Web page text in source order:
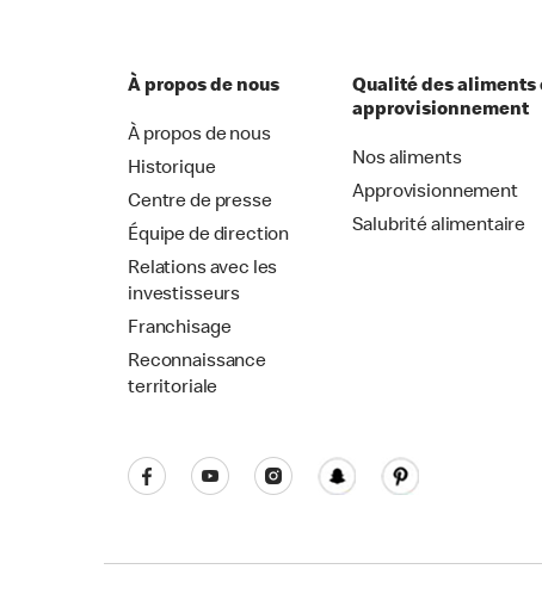
À propos de nous
À propos de nous
Historique
Centre de presse
Équipe de direction
Relations avec les
investisseurs
Franchisage
Reconnaissance
territoriale
Qualité des aliments
approvisionnement
Nos aliments
Approvisionnement
Salubrité alimentaire